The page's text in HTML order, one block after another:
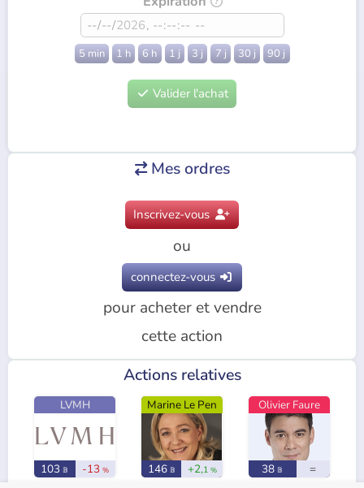
5 min 1 h 6 h 1 j 3 j 7 j 30 j 90 j
 Valider l'achat
Mes ordres
Inscrivez-vous
ou
connectez-vous
pour acheter et vendre
cette action
Actions relatives
LVMH
103 𝔹 -13 %
Marine Le Pen
146 𝔹 +2,1 %
Olivier Faure
38 𝔹 =